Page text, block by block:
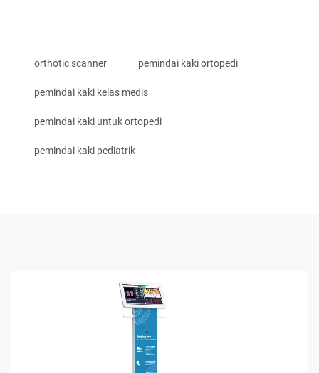
orthotic scanner pemindai kaki ortopedi
pemindai kaki kelas medis
pemindai kaki untuk ortopedi
pemindai kaki pediatrik